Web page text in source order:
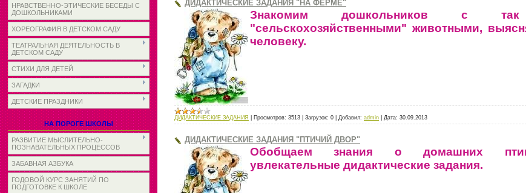
НРАВСТВЕННО-ЭТИЧЕСКИЕ БЕСЕДЫ С
ДОШКОЛЬНИКАМИ
ХОРЕОГРАФИЯ В ДЕТСКОМ САДУ
ТЕАТРАЛЬНАЯ ДЕЯТЕЛЬНОСТЬ В
ДЕТСКОМ САДУ
СТИХИ ДЛЯ ДЕТЕЙ
ЗАГАДКИ
ДЕТСКИЕ ПРАЗДНИКИ
НА ПОРОГЕ ШКОЛЫ
РАЗВИТИЕ МЫСЛИТЕЛЬНО-
ПОЗНАВАТЕЛЬНЫХ ПРОЦЕССОВ
ЗАБАВНАЯ АЗБУКА
ГОДОВОЙ КУРС ЗАНЯТИЙ ПО
ПОДГОТОВКЕ К ШКОЛЕ
ДИДАКТИЧЕСКИЕ ЗАДАНИЯ "НА ФЕРМЕ"
Знакомим дошкольников с так
"сельскохозяйственными" животными,
человеку.
ДИДАКТИЧЕСКИЕ ЗАДАНИЯ Просмотров: 3513 Загрузок: 0 Добавил: admin Дата: 30.09.2013
ДИДАКТИЧЕСКИЕ ЗАДАНИЯ "ПТИЧИЙ ДВОР"
Обобщаем знания о домашних
увлекательные дидактические задания.